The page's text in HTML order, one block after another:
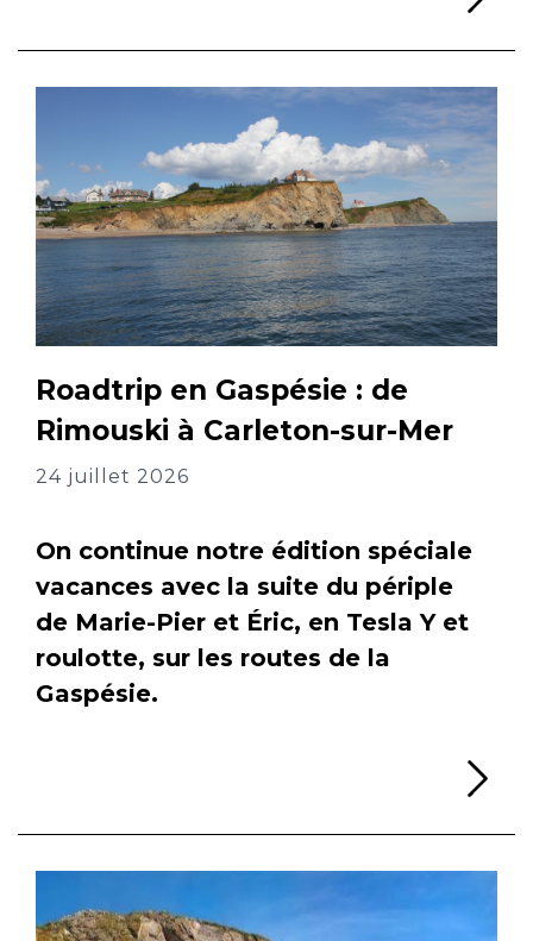
Roadtrip en Gaspésie : de
Rimouski à Carleton-sur-Mer
24 juillet 2026
On continue notre édition spéciale
vacances avec la suite du périple
de Marie-Pier et Éric, en Tesla Y et
roulotte, sur les routes de la
Gaspésie.